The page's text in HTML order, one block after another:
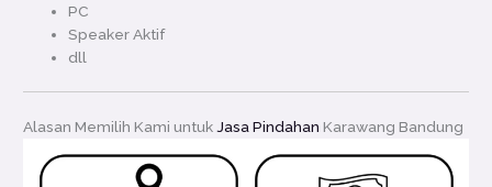
PC
Speaker Aktif
dll
Alasan Memilih Kami untuk Jasa Pindahan Karawang Bandung